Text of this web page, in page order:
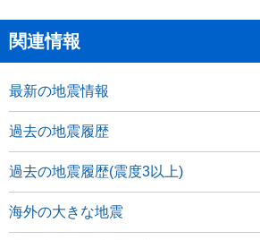
関連情報
最新の地震情報
過去の地震履歴
過去の地震履歴(震度3以上)
海外の大きな地震